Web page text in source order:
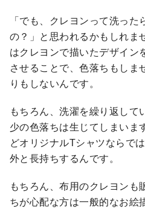
「でも、クレヨンって洗っ
の？」と思われるかもしれま
はクレヨンで描いたデザイン
させることで、色落ちもしま
りもしないんです。
もちろん、洗濯を繰り返して
少の色落ちは生じてしまいま
どオリジナルTシャツならで
外と長持ちするんです。
もちろん、布用のクレヨンも
ちが心配な方は一般的なお絵